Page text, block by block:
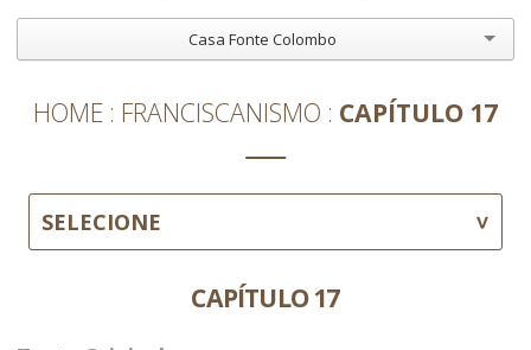
Casa Fonte Colombo
HOME FRANCISCANISMO CAPÍTULO 17
SELECIONE
CAPÍTULO 17